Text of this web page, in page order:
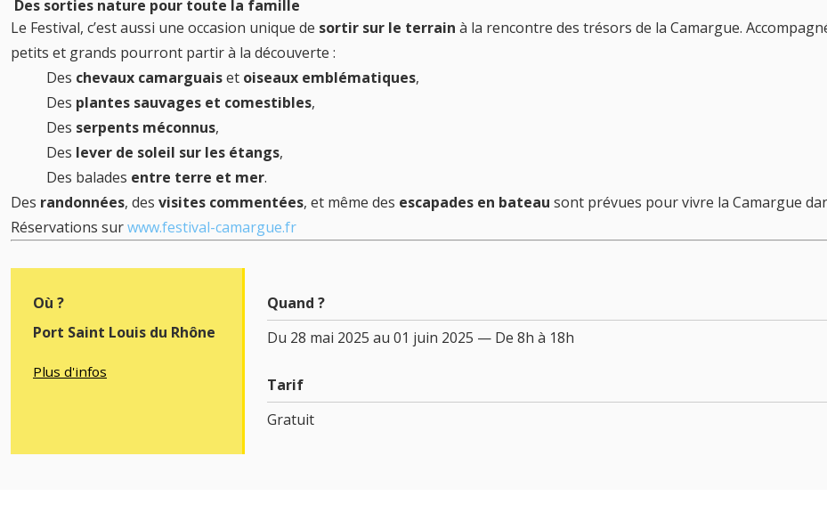
Des sorties nature pour toute la famille
Le Festival, c’est aussi une occasion unique de sortir sur le terrain à la rencontre des trésors de la Camargue.
petits et grands pourront partir à la découverte :
Des chevaux camarguaiset oiseaux emblématiques,
Des plantes sauvages et comestibles,
Des serpents méconnus,
Des lever de soleil sur les étangs,
Des balades entre terre et mer.
Des randonnées, des visites commentées, et même des escapades en bateau sont prévues pour vivre la Camargue
Réservations surwww.festival-camargue.fr
Où ?
Port Saint Louis du Rhône
Plus d'infos
Quand ?
Du 28 mai 2025 au 01 juin 2025 — De 8h à 18h
Tarif
Gratuit